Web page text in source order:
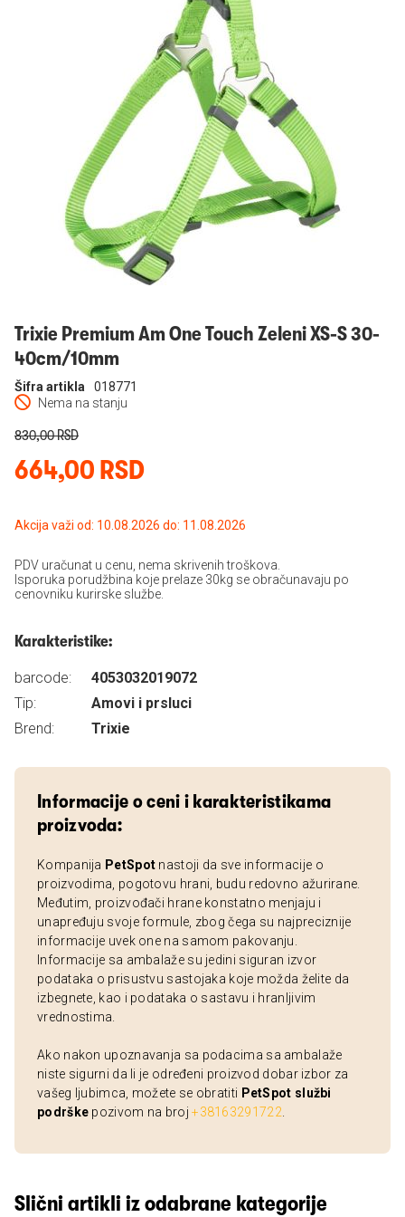
Trixie Premium Am One Touch Zeleni XS-S 30-
40cm/10mm
Nema na stanju
Šifra artikla 018771
664,00 RSD
830,00 RSD
Akcija važi od: 10.08.2026 do: 11.08.2026
PDV uračunat u cenu, nema skrivenih troškova.
Isporuka porudžbina koje prelaze 30kg se obračunavaju po
cenovniku kurirske službe.
Karakteristike:
barcode:
4053032019072
Tip:
Amovi i prsluci
Brend:
Trixie
Informacije o ceni i karakteristikama
proizvoda:
Kompanija PetSpot nastoji da sve informacije o
proizvodima, pogotovu hrani, budu redovno ažurirane.
Međutim, proizvođači hrane konstatno menjaju i
unapređuju svoje formule, zbog čega su najpreciznije
informacije uvek one na samom pakovanju.
Informacije sa ambalaže su jedini siguran izvor
podataka o prisustvu sastojaka koje možda želite da
izbegnete, kao i podataka o sastavu i hranljivim
vrednostima.
Ako nakon upoznavanja sa podacima sa ambalaže
niste sigurni da li je određeni proizvod dobar izbor za
vašeg ljubimca, možete se obratiti PetSpot službi
podrške pozivom na broj+38163291722
Slični artikli iz odabrane kategorije